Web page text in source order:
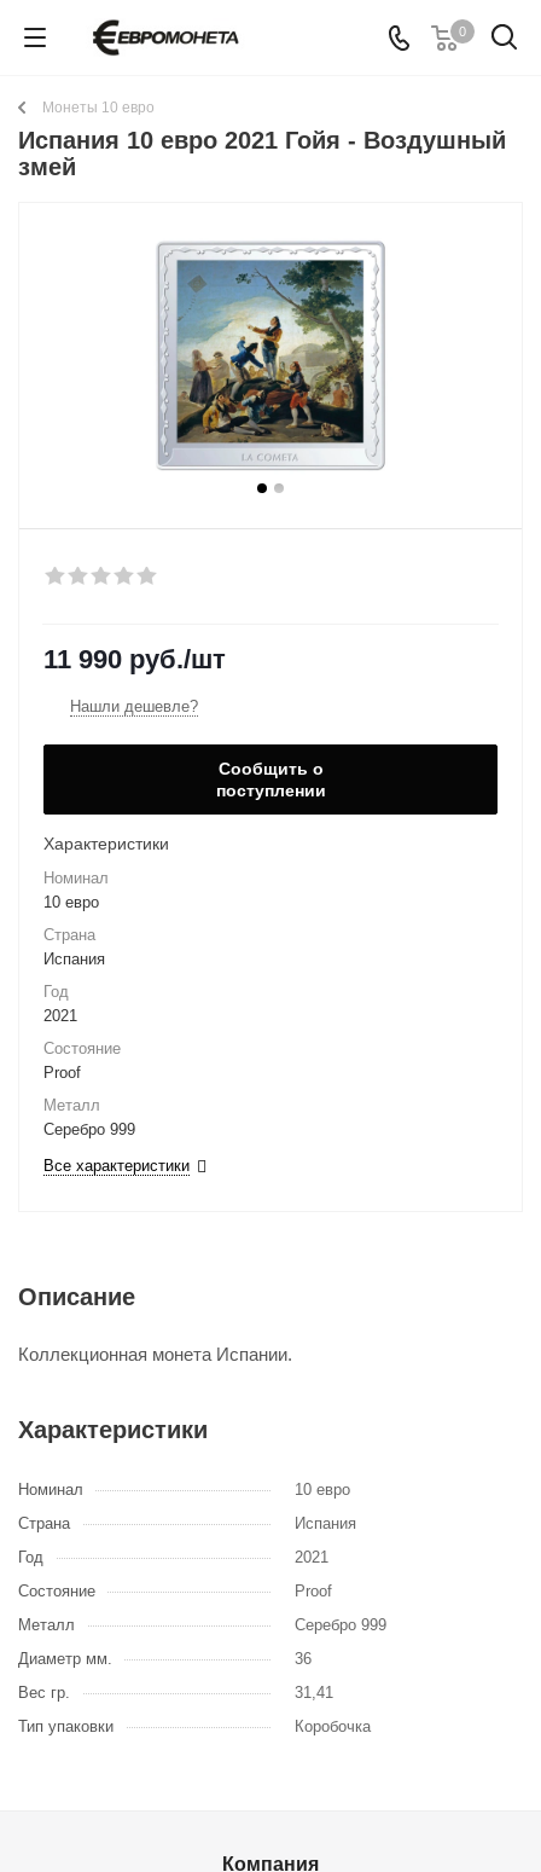
0
Монеты 10 евро
Испания 10 евро 2021 Гойя - Воздушный
змей
11 990 руб./шт
Нашли дешевле?
Сообщить о
поступлении
Характеристики
Номинал
10 евро
Страна
Испания
Год
2021
Состояние
Proof
Металл
Серебро 999
Все характеристики
Описание
Коллекционная монета Испании.
Характеристики
Номинал
10 евро
Страна
Испания
Год
2021
Состояние
Proof
Металл
Серебро 999
Диаметр мм.
36
Вес гр.
31,41
Тип упаковки
Коробочка
Компания